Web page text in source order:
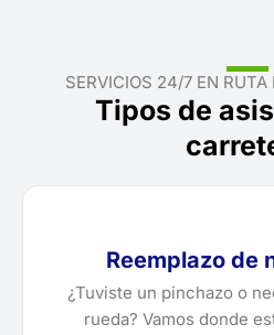
SERVICIOS 24/7 EN
Tipos de
Reemplazo de
¿Tuviste un pinchazo o
rueda? Vamos donde